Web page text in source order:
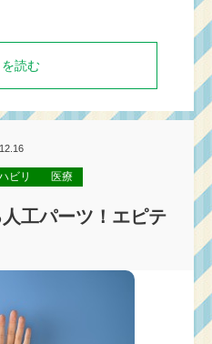
読む
ビリ 医療
工パーツ！エピテ